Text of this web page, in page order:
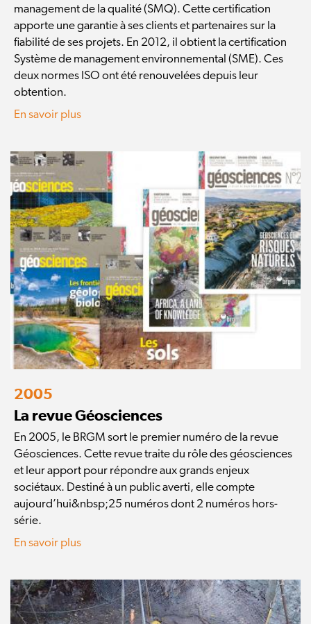
management de la qualité (SMQ). Cette certification
apporte une garantie à ses clients et partenaires sur la
fiabilité de ses projets. En 2012, il obtient la certification
Système de management environnemental (SME). Ces
deux normes ISO ont été renouvelées depuis leur
obtention.
En savoir plus
2005
La revue Géosciences
En 2005, le BRGM sort le premier numéro de la revue
Géosciences. Cette revue traite du rôle des géosciences
et leur apport pour répondre aux grands enjeux
sociétaux. Destiné à un public averti, elle compte
aujourd’hui&nbsp;25 numéros dont 2 numéros hors-
série.
En savoir plus